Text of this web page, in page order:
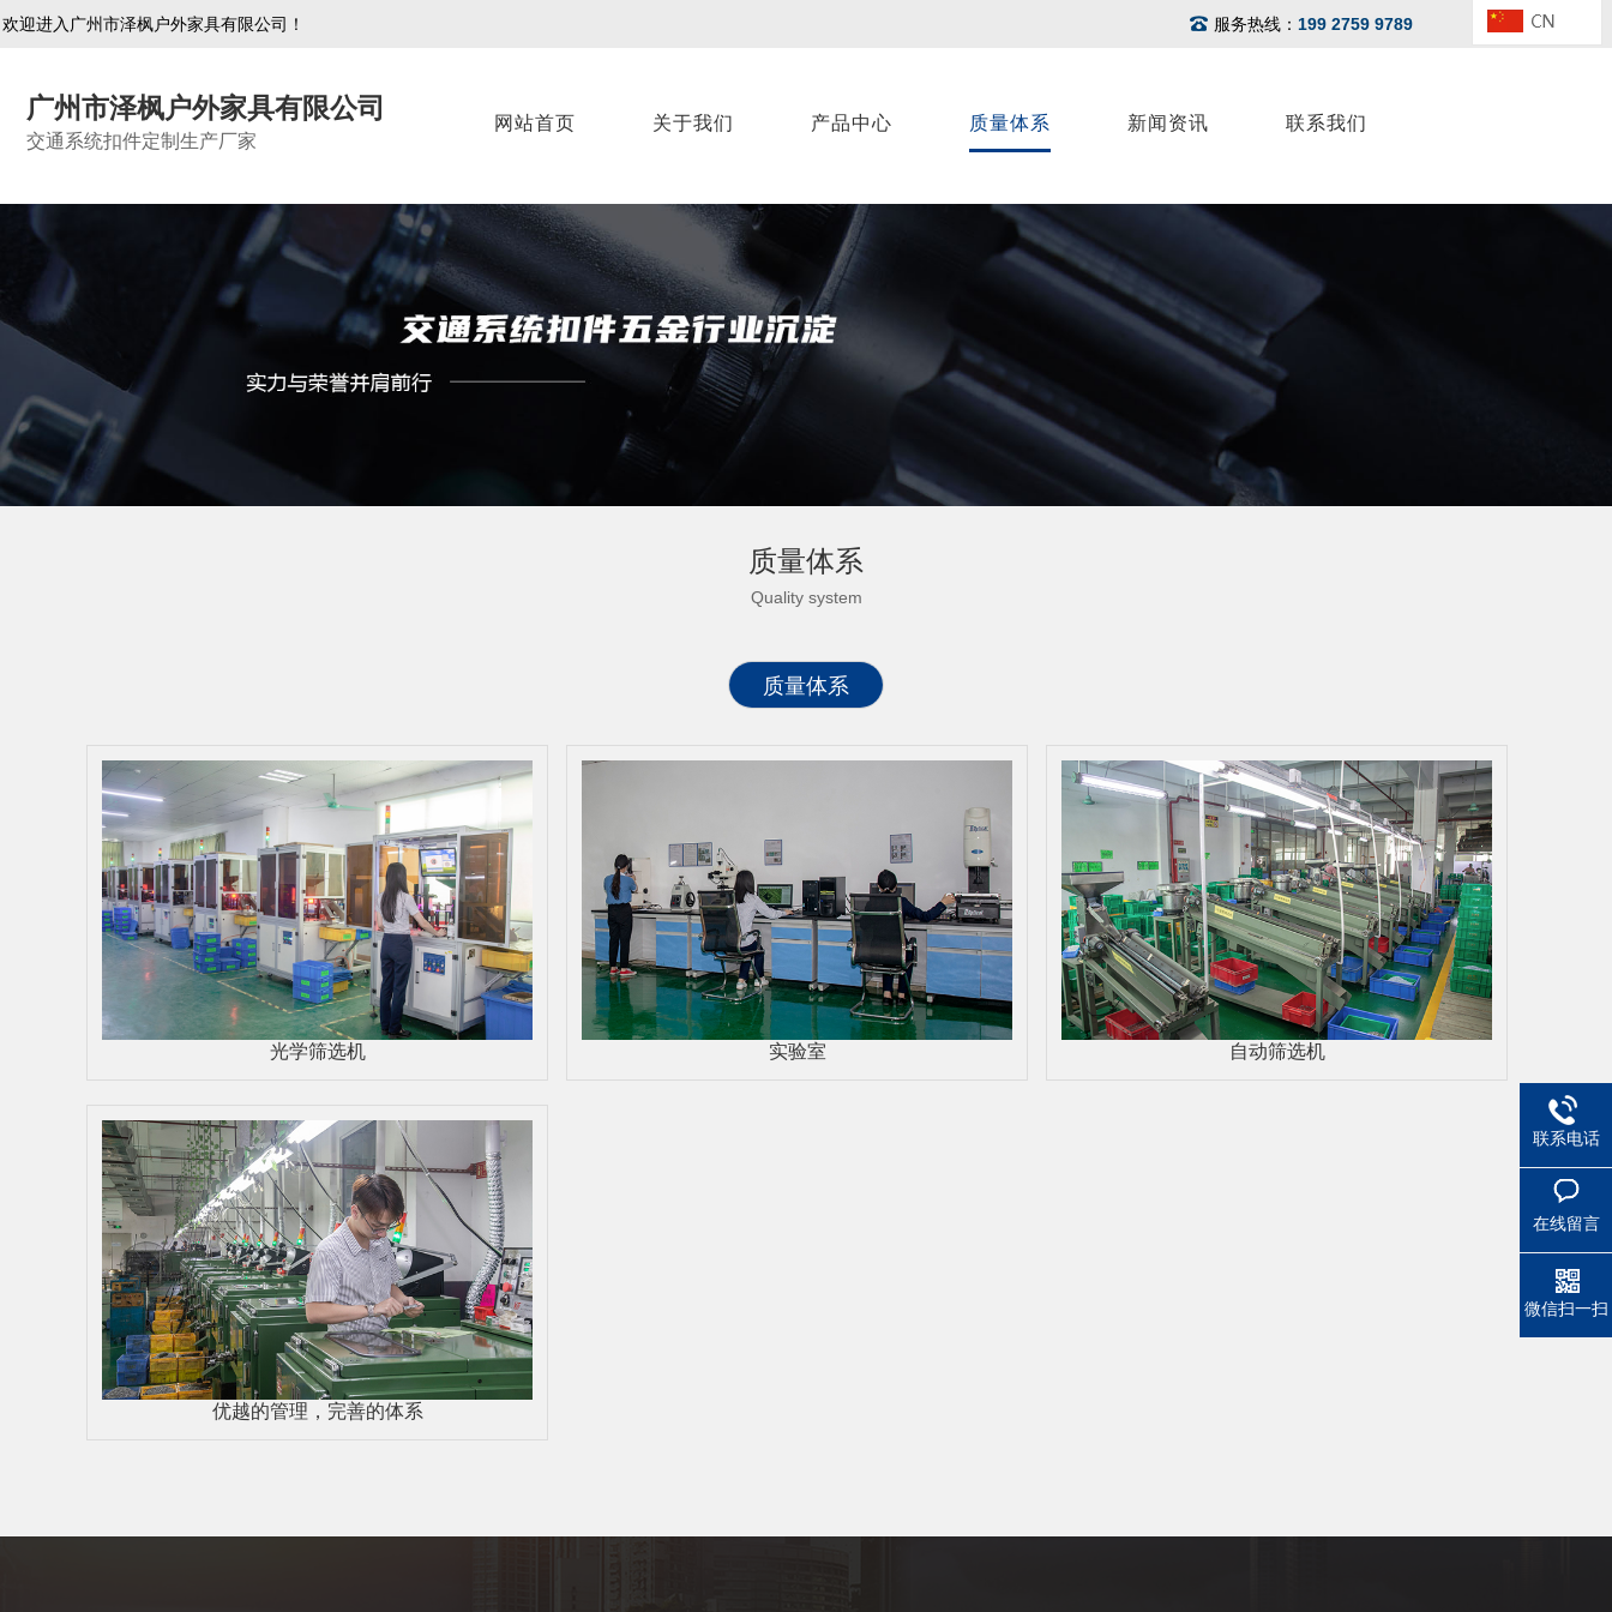
欢迎进入广州市泽枫户外家具有限公司！ 服务热线： 199 2759 9789
广州市泽枫户外家具有限公司
交通系统扣件定制生产厂家
网站首页 关于我们 产品中心 质量体系 新闻资讯 联系我们
质量体系
Quality system
质量体系
光学筛选机 实验室 自动筛选机
优越的管理，完善的体系
联系电话
在线留言
微信扫一扫